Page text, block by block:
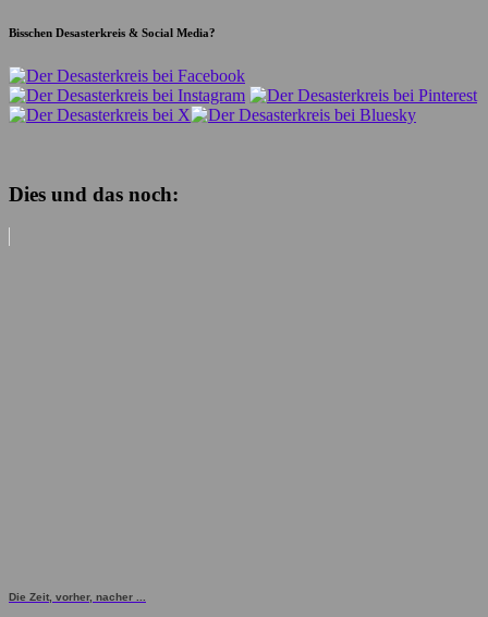
Bisschen Desasterkreis & Social Media?
Dies und das noch:
Die Zeit, vorher, nacher ...